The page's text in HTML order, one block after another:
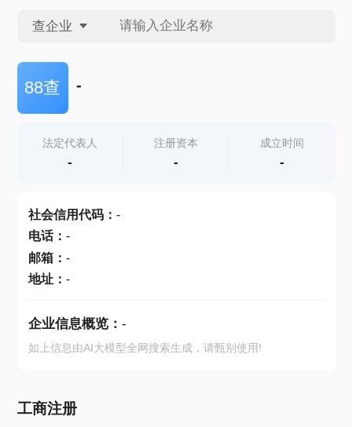
查企业
查企业
查产地
88查 -
法定代表人
-
注册资本
-
成立时间
-
社会信用代码： -
电话： -
邮箱： -
地址： -
企业信息概览： -
如上信息由AI大模型全网搜索生成，请甄别使用!
工商注册